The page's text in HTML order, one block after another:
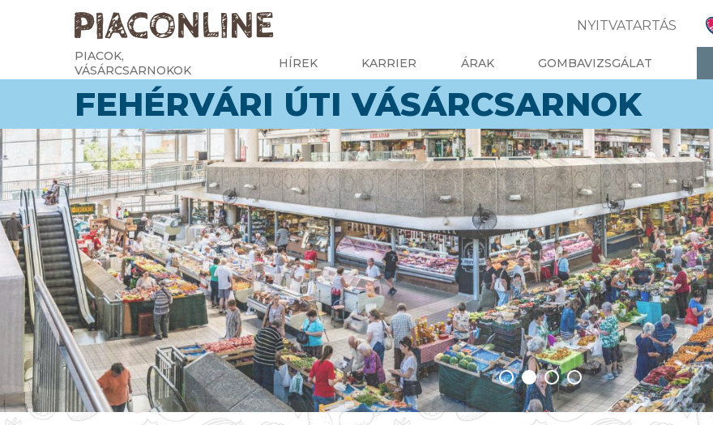
NYITVATARTÁS
PIACOK,
VÁSÁRCSARNOKOK
HÍREK KARRIER ÁRAK GOMBAVIZSGÁLAT
FEHÉRVÁRI ÚTI VÁSÁRCSARNOK